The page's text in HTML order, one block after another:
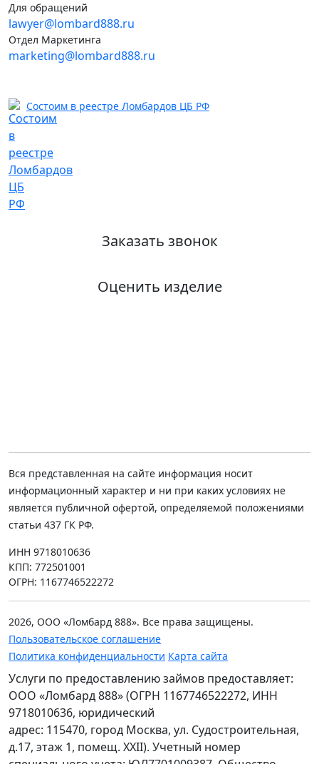
Для обращений
lawyer@lombard888.ru
Отдел Маркетинга
marketing@lombard888.ru
Состоим в реестре Ломбардов ЦБ РФ
Заказать звонок
Оценить изделие
Вся представленная на сайте информация носит
информационный характер и ни при каких условиях не
является публичной офертой, определяемой положениями
статьи 437 ГК РФ.
ИНН 9718010636
КПП: 772501001
ОГРН: 1167746522272
2026, ООО «Ломбард 888». Все права защищены.
Пользовательское соглашение
Политика конфиденциальности Карта сайта
Услуги по предоставлению займов предоставляет:
ООО «Ломбард 888» (ОГРН 1167746522272, ИНН
9718010636, юридический
адрес: 115470, город Москва, ул. Судостроительная,
д.17, этаж 1, помещ. XXII). Учетный номер